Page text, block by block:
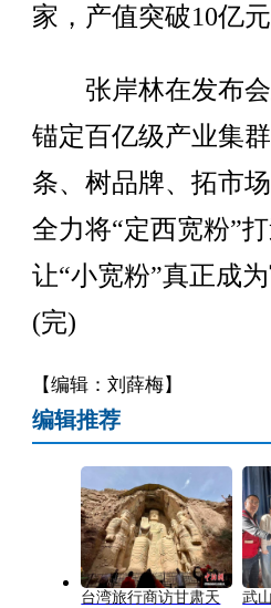
家，产值突破10亿元
张岸林在发布会
锚定百亿级产业集
条、树品牌、拓市
全力将“定西宽粉”
让“小宽粉”真正成
(完)
【编辑：刘薛梅】
编辑推荐
台湾旅行商访甘肃天
武